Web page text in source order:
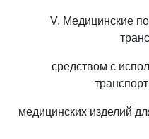
V. Медицинские
средством с
медицинских изделий